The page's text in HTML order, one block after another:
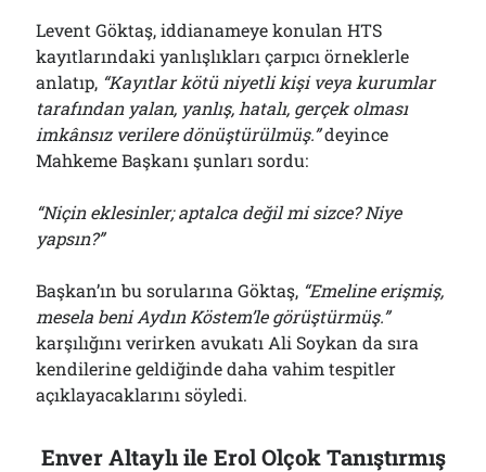
Levent Göktaş, iddianameye konulan HTS
kayıtlarındaki yanlışlıkları çarpıcı örneklerle
anlatıp, “Kayıtlar kötü niyetli kişi veya kurumlar
tarafından yalan, yanlış, hatalı, gerçek olması
imkânsız verilere dönüştürülmüş.”deyince
Mahkeme Başkanı şunları sordu:
“Niçin eklesinler; aptalca değil mi sizce? Niye
yapsın?”
Başkan’ın bu sorularına Göktaş, “Emeline erişmiş,
mesela beni Aydın Köstem’le görüştürmüş.”
karşılığını verirken avukatı Ali Soykan da sıra
kendilerine geldiğinde daha vahim tespitler
açıklayacaklarını söyledi.
Enver Altaylı ile Erol Olçok Tanıştırmış